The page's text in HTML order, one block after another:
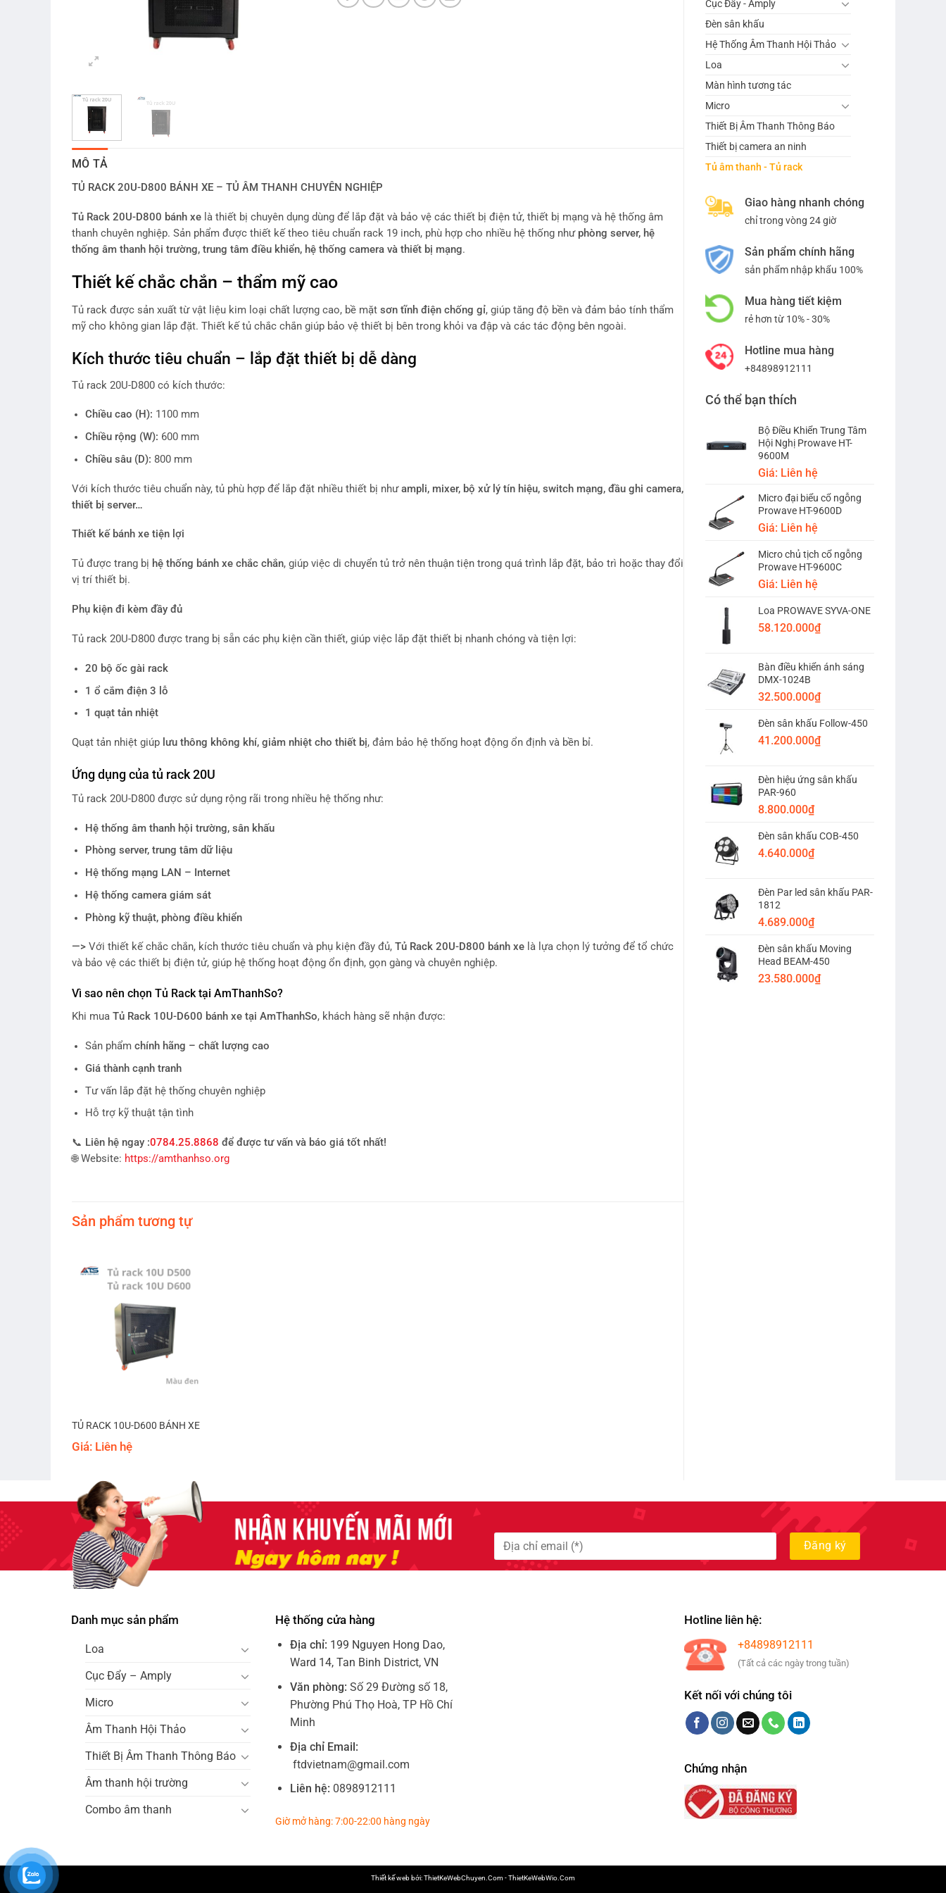
Cục Đẩy - Amply
Đèn sân khấu
Hệ Thống Âm Thanh Hội Thảo
Loa
Màn hình tương tác
Micro
Thiết Bị Âm Thanh Thông Báo
Thiết bị camera an ninh
Tủ âm thanh - Tủ rack
Giao hàng nhanh chóng
chỉ trong vòng 24 giờ
Sản phẩm chính hãng
sản phẩm nhập khẩu 100%
Mua hàng tiết kiệm
rẻ hơn từ 10% - 30%
Hotline mua hàng
+84898912111
Có thể bạn thích
Bộ Điều Khiển Trung Tâm
Hội Nghị Prowave HT-
9600M
Giá: Liên hệ
Micro đại biểu cổ ngỗng
Prowave HT-9600D
Giá: Liên hệ
Micro chủ tịch cổ ngỗng
Prowave HT-9600C
Giá: Liên hệ
Loa PROWAVE SYVA-ONE
58.120.000₫
Bàn điều khiển ánh sáng
DMX-1024B
32.500.000₫
Đèn sân khấu Follow-450
41.200.000₫
Đèn hiệu ứng sân khấu
PAR-960
8.800.000₫
Đèn sân khấu COB-450
4.640.000₫
Đèn Par led sân khấu PAR-
1812
4.689.000₫
Đèn sân khấu Moving
Head BEAM-450
23.580.000₫
MÔ TẢ
TỦ RACK 20U-D800 BÁNH XE – TỦ ÂM THANH CHUYÊN NGHIỆP
Tủ Rack 20U-D800 bánh xe là thiết bị chuyên dụng dùng để lắp đặt và bảo vệ các thiết bị điện tử, thiết bị mạng và hệ thống âm
thanh chuyên nghiệp. Sản phẩm được thiết kế theo tiêu chuẩn rack 19 inch, phù hợp cho nhiều hệ thống như phòng server, hệ
thống âm thanh hội trường, trung tâm điều khiển, hệ thống camera và thiết bị mạng.
Thiết kế chắc chắn – thẩm mỹ cao
Tủ rack được sản xuất từ vật liệu kim loại chất lượng cao, bề mặt sơn tĩnh điện chống gỉ, giúp tăng độ bền và đảm bảo tính thẩm
mỹ cho không gian lắp đặt. Thiết kế tủ chắc chắn giúp bảo vệ thiết bị bên trong khỏi va đập và các tác động bên ngoài.
Kích thước tiêu chuẩn – lắp đặt thiết bị dễ dàng
Tủ rack 20U-D800 có kích thước:
Chiều cao (H): 1100 mm
Chiều rộng (W): 600 mm
Chiều sâu (D): 800 mm
Với kích thước tiêu chuẩn này, tủ phù hợp để lắp đặt nhiều thiết bị nhưampli, mixer, bộ xử lý tín hiệu, switch mạng, đầu ghi camera,
thiết bị server…
Thiết kế bánh xe tiện lợi
Tủ được trang bị hệ thống bánh xe chắc chắn, giúp việc di chuyển tủ trở nên thuận tiện trong quá trình lắp đặt, bảo trì hoặc thay đổi
vị trí thiết bị.
Phụ kiện đi kèm đầy đủ
Tủ rack 20U-D800 được trang bị sẵn các phụ kiện cần thiết, giúp việc lắp đặt thiết bị nhanh chóng và tiện lợi:
20 bộ ốc gài rack
1 ổ cắm điện 3 lỗ
1 quạt tản nhiệt
Quạt tản nhiệt giúp lưu thông không khí, giảm nhiệt cho thiết bị, đảm bảo hệ thống hoạt động ổn định và bền bỉ.
Ứng dụng của tủ rack 20U
Tủ rack 20U-D800 được sử dụng rộng rãi trong nhiều hệ thống như:
Hệ thống âm thanh hội trường, sân khấu
Phòng server, trung tâm dữ liệu
Hệ thống mạng LAN – Internet
Hệ thống camera giám sát
Phòng kỹ thuật, phòng điều khiển
—> Với thiết kế chắc chắn, kích thước tiêu chuẩn và phụ kiện đầy đủ, Tủ Rack 20U-D800 bánh xe là lựa chọn lý tưởng để tổ chức
và bảo vệ các thiết bị điện tử, giúp hệ thống hoạt động ổn định, gọn gàng và chuyên nghiệp.
Vì sao nên chọn Tủ Rack tại AmThanhSo?
Khi mua Tủ Rack 10U-D600 bánh xe tại AmThanhSo, khách hàng sẽ nhận được:
Sản phẩm chính hãng – chất lượng cao
Giá thành cạnh tranh
Tư vấn lắp đặt hệ thống chuyên nghiệp
Hỗ trợ kỹ thuật tận tình
📞 Liên hệ ngay :0784.25.8868 để được tư vấn và báo giá tốt nhất!
🌐 Website: https://amthanhso.org
Sản phẩm tương tự
TỦ RACK 10U-D600 BÁNH XE
Giá: Liên hệ
Danh mục sản phẩm
Loa
Cục Đẩy – Amply
Micro
Âm Thanh Hội Thảo
Thiết Bị Âm Thanh Thông Báo
Âm thanh hội trường
Combo âm thanh
Hệ thống cửa hàng
Địa chỉ: 199 Nguyen Hong Dao,
Ward 14, Tan Binh District, VN
Văn phòng: Số 29 Đường số 18,
Phường Phú Thọ Hoà, TP Hồ Chí
Minh
Địa chỉ Email:
ftdvietnam@gmail.com
Liên hệ: 0898912111
Giờ mở hàng: 7:00-22:00 hàng ngày
Hotline liên hệ:
+84898912111
(Tất cả các ngày trong tuần)
Kết nối với chúng tôi
Chứng nhận
Thiết kế web bởi:ThietKeWebChuyen.Com-ThietKeWebWio.Com